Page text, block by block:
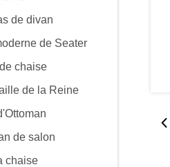
de divan
de Seater
chaise
de la Reine
de salon
chaise